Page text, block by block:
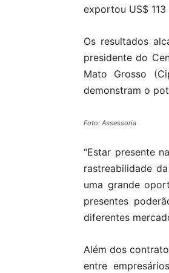
exportou US$
Os resultados
presidente do
Mato Grosso
demonstram o
Foto: Assessoria
“Estar presente
rastreabilidade
uma grande
presentes
diferentes
Além dos
entre